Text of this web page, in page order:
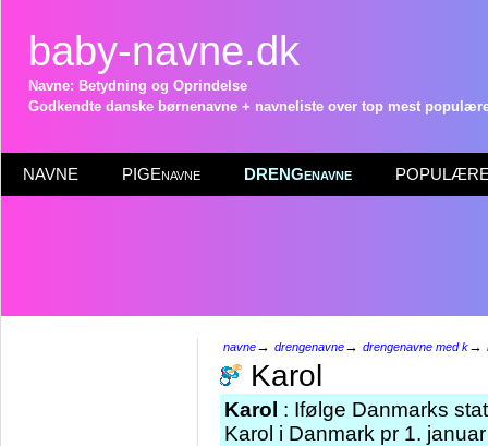
baby-navne.dk
Navne: Betydning og Oprindelse
Godkendte danske børnenavne + navneliste over top mest
NAVNE PIGEnavne DRENGenavne POPULÆRE
navne→ drengenavne→ drengenavne med k→
Karol
Karol : Ifølge Danmarks
Karol i Danmark pr 1.